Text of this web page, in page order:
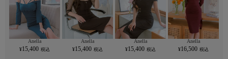
Anella
15,400
Anella
15,400
Anella
15,400
Anella
16,500